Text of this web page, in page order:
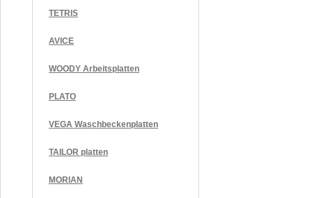
TETRIS
AVICE
WOODY Arbeitsplatten
PLATO
VEGA Waschbeckenplatten
TAILOR platten
MORIAN